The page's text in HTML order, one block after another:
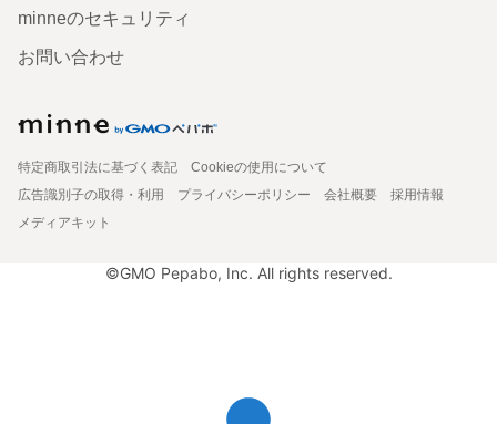
minneのセキュリティ
お問い合わせ
特定商取引法に基づく表記
Cookieの使用について
広告識別子の取得・利用
プライバシーポリシー 会社概要
採用情報
メディアキット
©GMO Pepabo, Inc. All rights reserved.